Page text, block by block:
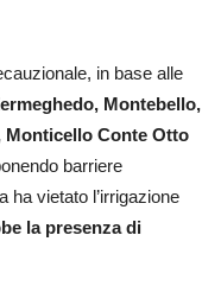
in base alle
Montebello,
Monticello Conte Otto
barriere
ha vietato l’irrigazione
la presenza di